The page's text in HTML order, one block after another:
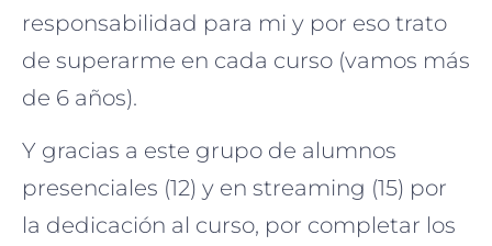
responsabilidad para mi y por eso trato
de superarme en cada curso (vamos más
de 6 años).
Y gracias a este grupo de alumnos
presenciales (12) y en streaming (15) por
la dedicación al curso, por completar los